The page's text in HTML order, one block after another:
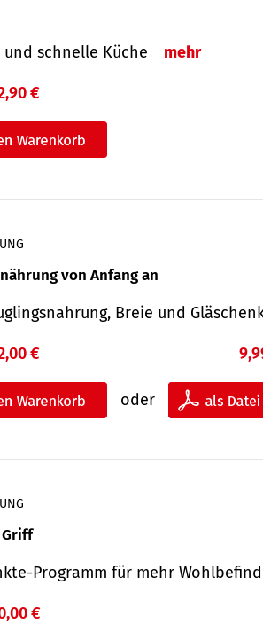
und schnelle Küche mehr
€
von Anfang an
Breie und
€
oder
Griff
Programm für mehr
€